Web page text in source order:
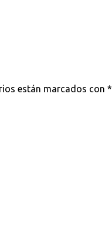
están marcados con *